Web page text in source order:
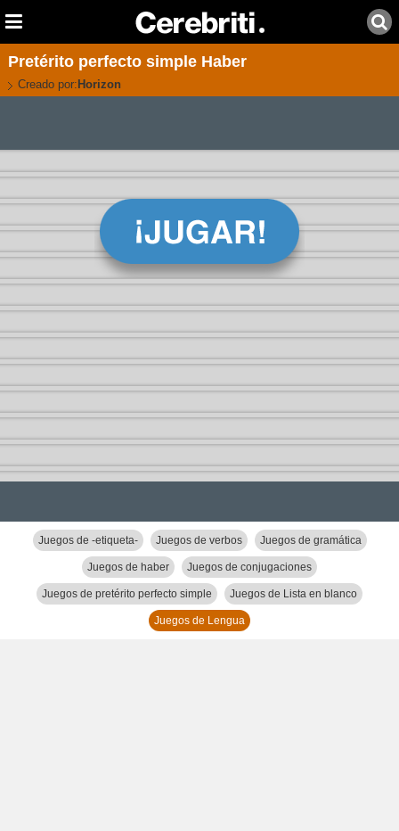
Pretérito perfecto simple Haber
Creado por: Horizon
Juegos de -etiqueta- Juegos de verbos Juegos de gramática
Juegos de haber Juegos de conjugaciones
Juegos de pretérito perfecto simple Juegos de Lista en blanco
Juegos de Lengua